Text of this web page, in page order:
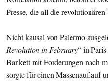
Presse, die all die
Nicht kausal von Palermo
Revolution in February“ in
Bankett mit Forderungen nach
sorgte für einen Massenauflauf